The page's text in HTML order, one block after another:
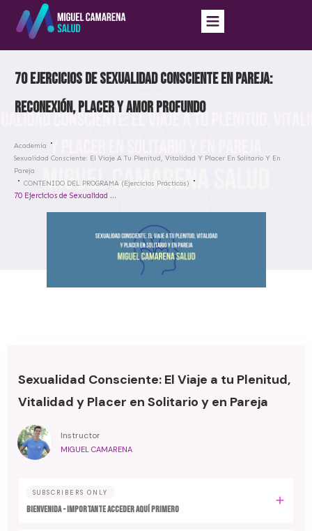
70 Ejercicios de Sexualidad Consciente en Pareja:
Reconexión, Placer y Amor Profundo
Academia
Sexualidad Consciente: El Viaje A Tu Plenitud, Vitalidad Y Placer En Solitario Y En
Pareja
CONTENIDO DEL PROGRAMA (Ejercicios Prácticos)
70 Ejercicios de Sexualidad Consciente en Pareja: Reconexión, Placer y Amor Profundo
Sexualidad Consciente: El Viaje a tu Plenitud,
Vitalidad y Placer en Solitario y en Pareja
Instructor
MIGUEL CAMARENA
SUBSCRIBERS ONLY
BIENVENIDA - IMPORTANTE ACCEDER AQUÍ PRIMERO